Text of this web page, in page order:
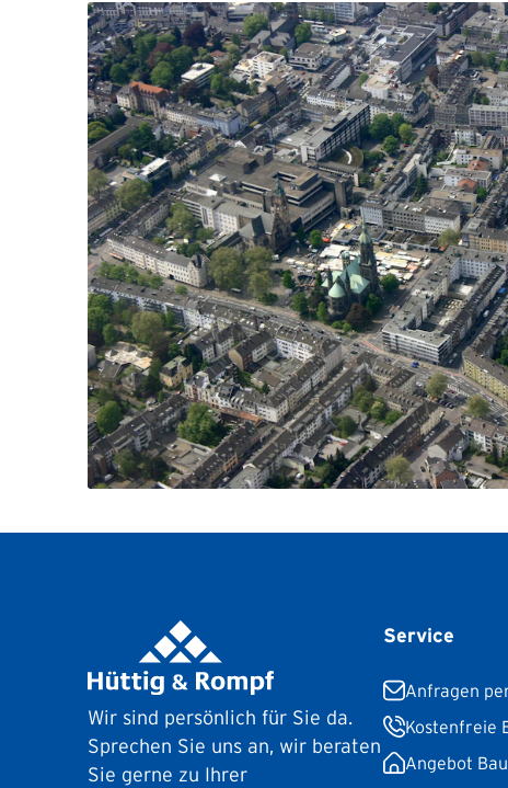
Wir sind persönlich für Sie da.
Sprechen Sie uns an, wir beraten
Sie gerne zu Ihrer
Service
Anfragen
Kostenfreie
Angebot